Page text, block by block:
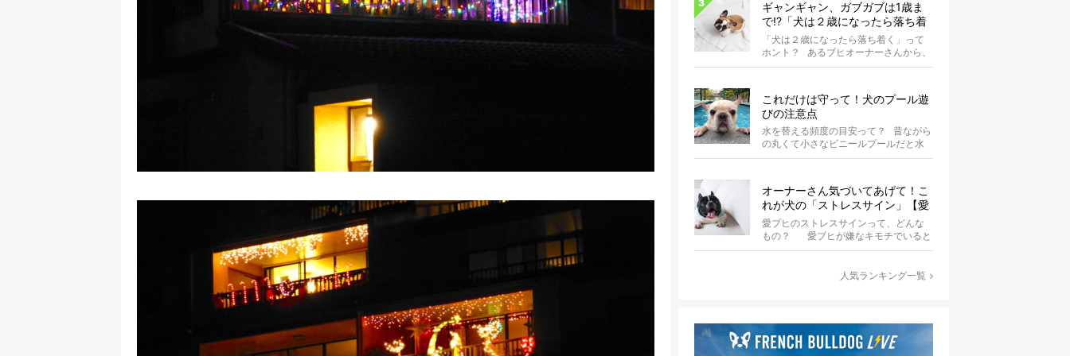
ギャンギャン、ガブガブは1歳ま
で!?「犬は２歳になったら落ち着
く」という都市伝説は本当？
「犬は２歳になったら落ち着く」って
ホント？ あるブヒオーナーさんから、
こんな質問がありました。...
これだけは守って！犬のプール遊
びの注意点
水を替える頻度の目安って？ 昔ながら
の丸くて小さなビニールプールだと水
替えもさほど手間ではないけ...
オーナーさん気づいてあげて！こ
れが犬の「ストレスサイン」【愛
ブヒの本音を知ろう】
愛ブヒのストレスサインって、どんな
もの？ 愛ブヒが嫌なキモチでいると
き、皆さんはそれをどのよう...
人気ランキング一覧